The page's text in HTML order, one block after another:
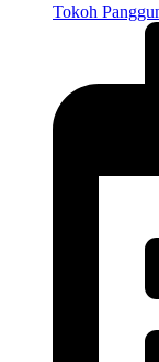
Tokoh